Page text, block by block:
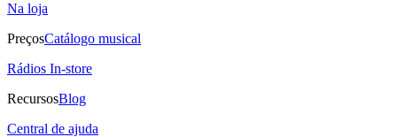
Na loja
PreçosCatálogo musical
Rádios In-store
RecursosBlog
Central de ajuda